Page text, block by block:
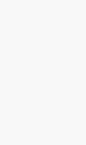
trạch (10/10) nhờ
17h, 17h-19h
nhập trạch (4/10)